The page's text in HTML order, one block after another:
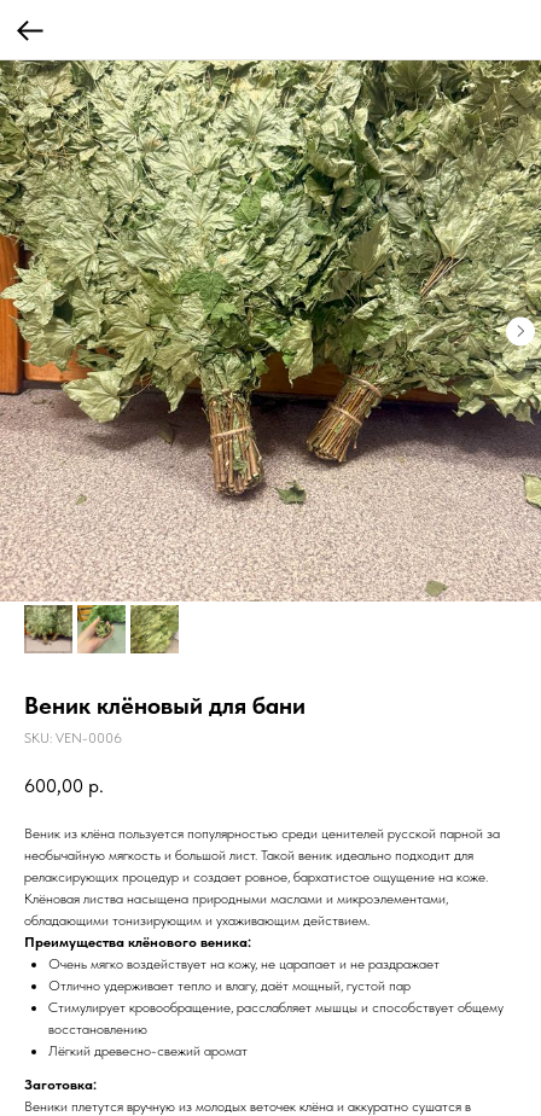
Веник клёновый для бани
SKU: VEN-0006
600,00 р.
Веник из клёна пользуется популярностью среди ценителей русской парной за
необычайную мягкость и большой лист. Такой веник идеально подходит для
релаксирующих процедур и создает ровное, бархатистое ощущение на коже.
Клёновая листва насыщена природными маслами и микроэлементами,
обладающими тонизирующим и ухаживающим действием.
Преимущества клёнового веника:
Очень мягко воздействует на кожу, не царапает и не раздражает
Отлично удерживает тепло и влагу, даёт мощный, густой пар
Стимулирует кровообращение, расслабляет мышцы и способствует общему
восстановлению
Лёгкий древесно-свежий аромат
Заготовка:
Веники плетутся вручную из молодых веточек клёна и аккуратно сушатся в